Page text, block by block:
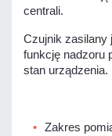
centrali.
Czujnik zasilany
funkcję nadzoru
stan urządzenia.
Zakres